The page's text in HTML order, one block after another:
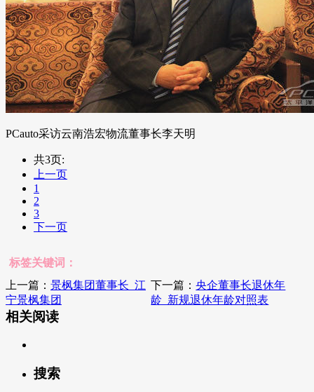
PCauto采访云南浩宏物流董事长李天明
共3页:
上一页
1
2
3
下一页
标签关键词：
上一篇： 景枫集团董事长_江
宁景枫集团
下一篇：央企董事长退休年
龄_新规退休年龄对照表
相关阅读
搜索